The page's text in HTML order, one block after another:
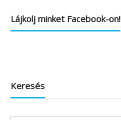
Lájkolj minket Facebook-on!
Keresés